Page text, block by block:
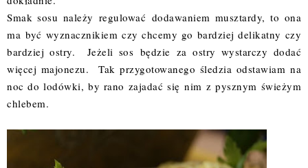
Smak sosu należy regulować dodawaniem musztardy, to ona
ma być wyznacznikiem czy chcemy go bardziej delikatny czy
bardziej ostry. Jeżeli sos będzie za ostry wystarczy dodać
więcej majonezu. Tak przygotowanego śledzia odstawiam na
noc do lodówki, by rano zajadać się nim z pysznym świeżym
chlebem.